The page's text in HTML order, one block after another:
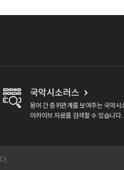
국악시소러스
용어 간 층위관계를 보여주는 국악시
아카이브 자료를 검색할 수 있습니다.